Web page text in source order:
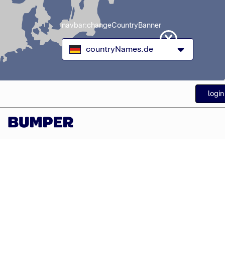
navbar:changeCountryBanner
countryNames.de
login